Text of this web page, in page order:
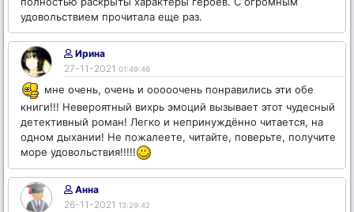
удовольствием прочитала еще раз.
Ирина
27-11-2021 01:49:46
мне очень, очень и ооооочень понравились эти обе
книги!!! Невероятный вихрь эмоций вызывает этот чудесный
детективный роман! Легко и непринуждённо читается, на
одном дыхании! Не пожалеете, читайте, поверьте, получите
море удовольствия!!!!!
Анна
26-11-2021 13:29:42